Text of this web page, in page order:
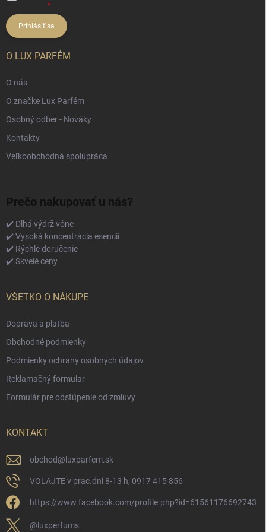
Prihlásiť sa
O LUX PARFÉM
O nás
O značke Lux Parfém
Osobný odber - Nováky
Kontakty
Veľkoobchodná spolupráca
Prečo nakupovať u nás?
✔️ Dlhá výdrž vône
✔️ Vysoká koncentrácia esencií
✔️ Rýchle doručenie
✔️ Skvelé ceny
VŠETKO O NÁKUPE
Doprava a platba
Obchodné podmienky
Podmienky ochrany osobných údajov
Reklamačný formular
Formulár pre odstúpenie od zmluvy
KONTAKT
obchod@ luxparfem.sk
VOLAJTE v prac.dni 8-13 h, 0917 415 856
https://www.facebook.com/profile.php?id=61561176692743
@luxperfums